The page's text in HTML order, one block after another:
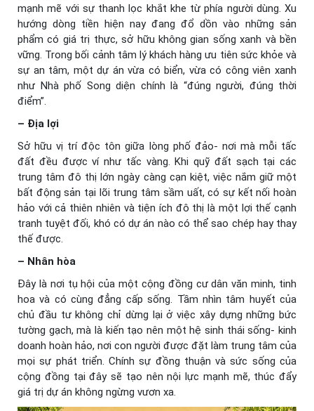
mạnh mẽ với sự thanh lọc khắt khe từ phía người dùng. Xu
hướng dòng tiền hiện nay đang đổ dồn vào những sản
phẩm có giá trị thực, sở hữu không gian sống xanh và bền
vững. Trong bối cảnh tâm lý khách hàng ưu tiên sức khỏe và
sự an tâm, một dự án vừa có biển, vừa có công viên xanh
như Nhà phố Song diện chính là “đúng người, đúng thời
điểm”.
– Địa lợi
Sở hữu vị trí độc tôn giữa lòng phố đảo- nơi mà mỗi tấc
đất đều được ví như tấc vàng. Khi quỹ đất sạch tại các
trung tâm đô thị lớn ngày càng cạn kiệt, việc nắm giữ một
bất động sản tại lõi trung tâm sầm uất, có sự kết nối hoàn
hảo với cả thiên nhiên và tiện ích đô thị là một lợi thế cạnh
tranh tuyệt đối, khó có dự án nào có thể sao chép hay thay
thế được.
– Nhân hòa
Đây là nơi tụ hội của một cộng đồng cư dân văn minh, tinh
hoa và có cùng đẳng cấp sống. Tầm nhìn tâm huyết của
chủ đầu tư không chỉ dừng lại ở việc xây dựng những bức
tường gạch, mà là kiến tạo nên một hệ sinh thái sống- kinh
doanh hoàn hảo, nơi con người được đặt làm trung tâm của
mọi sự phát triển. Chính sự đồng thuận và sức sống của
cộng đồng tại đây sẽ tạo nên nội lực mạnh mẽ, thúc đẩy
giá trị dự án không ngừng vươn xa.